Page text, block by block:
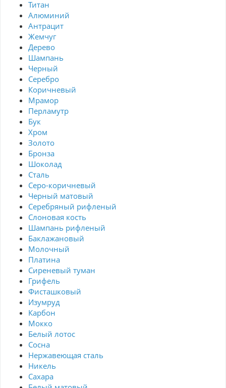
Титан
Алюминий
Антрацит
Жемчуг
Дерево
Шампань
Черный
Серебро
Коричневый
Мрамор
Перламутр
Бук
Хром
Золото
Бронза
Шоколад
Сталь
Серо-коричневый
Черный матовый
Серебряный рифленый
Слоновая кость
Шампань рифленый
Баклажановый
Молочный
Платина
Сиреневый туман
Грифель
Фисташковый
Изумруд
Карбон
Мокко
Белый лотос
Сосна
Нержавеющая сталь
Никель
Сахара